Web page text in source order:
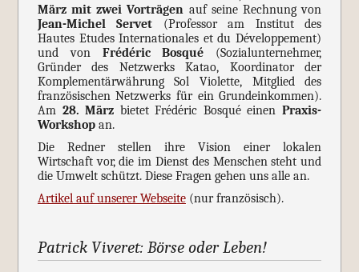
März mit zwei Vorträgen auf seine Rechnung von
Jean-Michel Servet (Professor am Institut des
Hautes Etudes Internationales et du Développement)
und von Frédéric Bosqué (Sozialunternehmer,
Gründer des Netzwerks Katao, Koordinator der
Komplementärwährung Sol Violette, Mitglied des
französischen Netzwerks für ein Grundeinkommen).
Am 28. März bietet Frédéric Bosqué einenPraxis-
Workshopan.
Die Redner stellen ihre Vision einer lokalen
Wirtschaft vor, die im Dienst des Menschen steht und
die Umwelt schützt. Diese Fragen gehen uns alle an.
Artikel auf unserer Webseite(nur französisch).
Patrick Viveret: Börse oder Leben!